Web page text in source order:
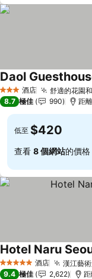
3 星級 酒店 舒適的花園
Daol
8.7 極佳 990 距
低至 $420
查看 8 個網站的價格
5 星級 酒店 漢江藝
Hotel Naru
9.4 極佳 2,622